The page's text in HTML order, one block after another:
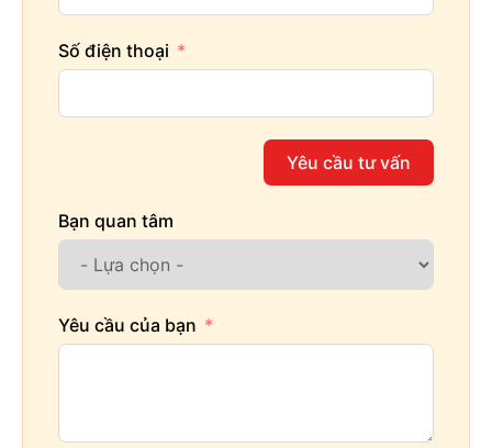
Số điện thoại
Yêu cầu tư vấn
Bạn quan tâm
Yêu cầu của bạn